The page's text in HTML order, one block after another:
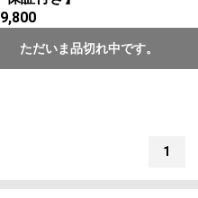
ただいま品切れ中です。
1